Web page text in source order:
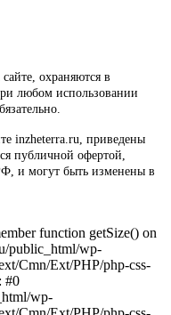
охраняются в
любом использовании
inzheterra.ru, приведены
публичной офертой,
и могут быть изменены в
function getSize() on
public_html/wp-
Cmn/Ext/PHP/php-css-
#0
wp-